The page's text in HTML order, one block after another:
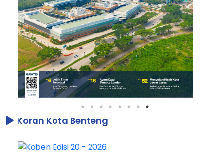
Koran Kota Benteng